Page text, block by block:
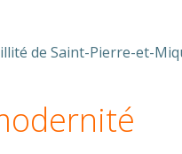
de Saint-Pierre-et-